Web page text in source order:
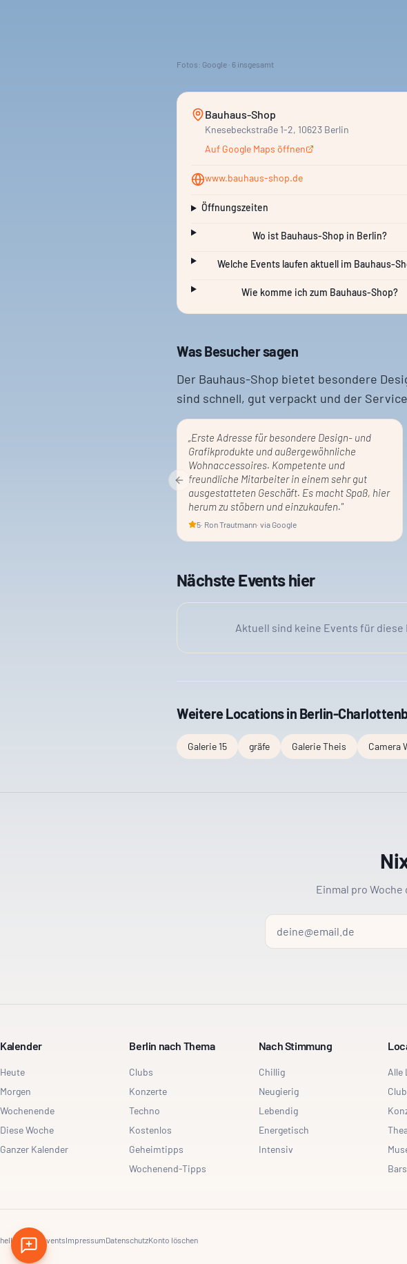
Fotos: Google · 6 insgesamt
Bauhaus-Shop
Knesebeckstraße 1-2, 10623 Berlin
Auf Google Maps öffnen
www.bauhaus-shop.de
Öffnungszeiten
Wo ist Bauhaus-Shop in Berlin?
Welche Events laufen aktuell im Bauhaus-
Wie komme ich zum Bauhaus-Shop?
Was Besucher sagen
Der Bauhaus-Shop bietet besondere
sind schnell, gut verpackt und der
„Erste Adresse für besondere Design- und
Grafikprodukte und außergewöhnliche
Wohnaccessoires. Kompetente und
freundliche Mitarbeiter in einem sehr gut
ausgestatteten Geschäft. Es macht Spaß, hier
herum zu stöbern und einzukaufen."
5· Ron Trautmann· via Google
Previous slide
Nächste Events hier
Aktuell sind keine Events für
Weitere Locations in Berlin-
Galerie 15 gräfe Galerie Theis Camera
Einmal pro
Kalender
Heute
Morgen
Wochenende
Diese Woche
Ganzer Kalender
Berlin nach Thema
Clubs
Konzerte
Techno
Kostenlos
Geheimtipps
Wochenend-Tipps
Nach Stimmung
Chillig
Neugierig
Lebendig
Energetisch
Intensiv
Alle
Bars
hello@dayt.eventsImpressumDatenschutzKonto löschen